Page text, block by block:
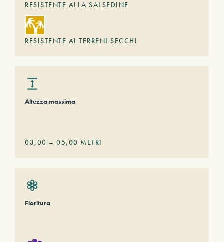
RESISTENTE ALLA SALSEDINE
RESISTENTE AI TERRENI SECCHI
Altezza massima
03,00 – 05,00 METRI
Fioritura